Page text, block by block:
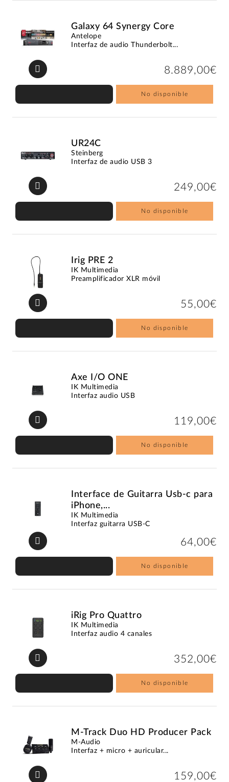
Galaxy 64 Synergy Core
Antelope
Interfaz de audio Thunderbolt...
8.889,00€
No disponible
UR24C
Steinberg
Interfaz de audio USB 3
249,00€
No disponible
Irig PRE 2
IK Multimedia
Preamplificador XLR móvil
55,00€
No disponible
Axe I/O ONE
IK Multimedia
Interfaz audio USB
119,00€
No disponible
Interface de Guitarra Usb-c para
iPhone,...
IK Multimedia
Interfaz guitarra USB-C
64,00€
No disponible
iRig Pro Quattro
IK Multimedia
Interfaz audio 4 canales
352,00€
No disponible
M-Track Duo HD Producer Pack
M-Audio
Interfaz + micro + auricular...
159,00€